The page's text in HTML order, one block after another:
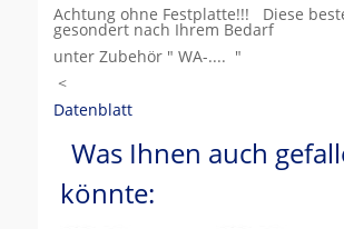
Achtung ohne Festplatte!!! Diese
gesondert nach Ihrem Bedarf
unter Zubehör " WA-.... "
<
Datenblatt
Was Ihnen auch
könnte: